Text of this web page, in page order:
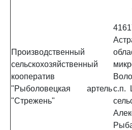
Производственный
сельскохозяйственный
кооператив
"Рыболовецкая артель
"Стрежень"
с.п.